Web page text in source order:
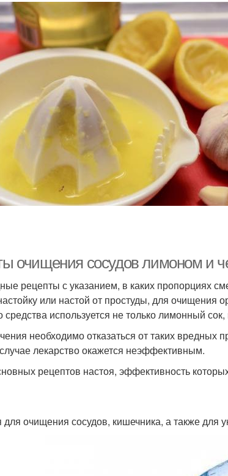
очищения сосудов лимоном и
рецепты с указанием, в каких пропорциях
или настой от простуды, для очищения
средства используется не только лимонный
необходимо отказаться от таких вредных
лекарство окажется неэффективным.
рецептов настоя, эффективность
для очищения сосудов, кишечника, а также для